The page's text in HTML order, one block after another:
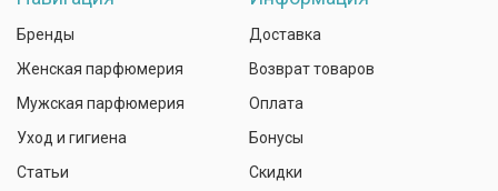
Бренды
Женская парфюмерия
Мужская парфюмерия
Уход и гигиена
Статьи
Доставка
Возврат товаров
Оплата
Бонусы
Скидки